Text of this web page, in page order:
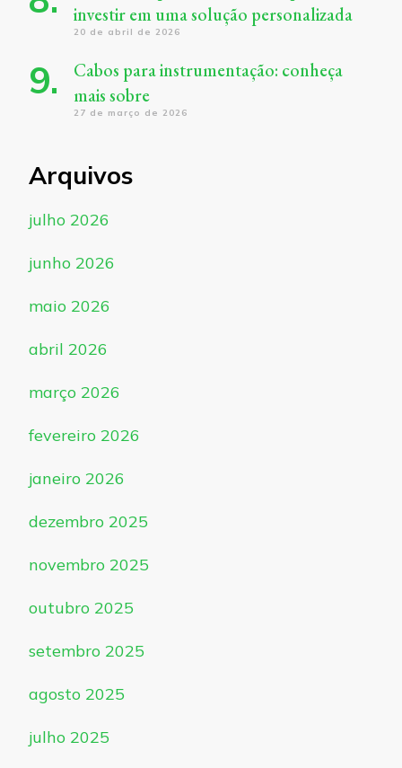
investir em uma solução personalizada
20 de abril de 2026
Cabos para instrumentação: conheça
mais sobre
27 de março de 2026
Arquivos
julho 2026
junho 2026
maio 2026
abril 2026
março 2026
fevereiro 2026
janeiro 2026
dezembro 2025
novembro 2025
outubro 2025
setembro 2025
agosto 2025
julho 2025